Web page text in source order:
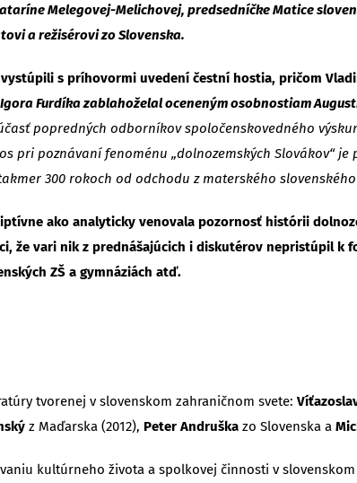
Melegovej-Melichovej, predsedníčke Matice
a režisérovi zo Slovenska.
s príhovormi uvedení čestní hostia, pričom
Igora Furdíka zablahoželal oceneným osobnostiam
popredných odborníkov spoločenskovedného
pri poznávaní fenoménu „dolnozemských Slovákov“
300 rokoch od odchodu z materského
ako analyticky venovala pozornosť histórii
že vari nik z prednášajúcich i diskutérov nepristúpil
ZŠ a gymnáziách atď.
tvorenej v slovenskom zahraničnom svete:
z Maďarska (2012), Peter Andruška zo Slovenska a
kultúrneho života a spolkovej činnosti v slovenskom